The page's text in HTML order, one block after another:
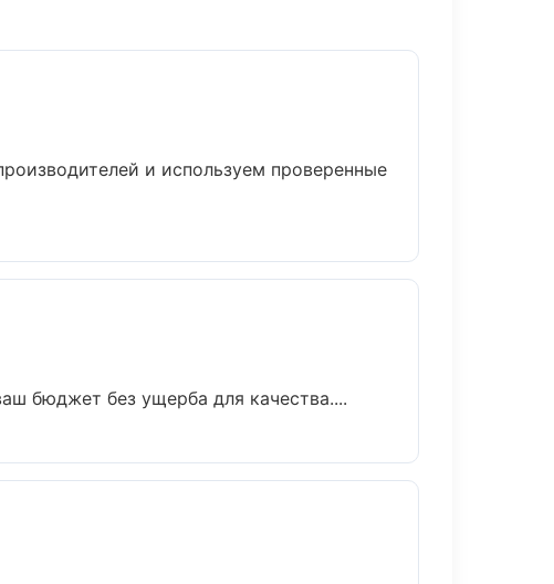
и используем проверенные
бюджет без ущерба для качества....